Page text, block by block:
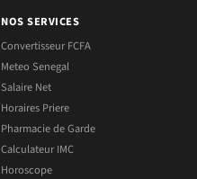
NOS SERVICES
Convertisseur FCFA
Meteo Senegal
Salaire Net
Horaires Priere
Pharmacie de Garde
Calculateur IMC
Horoscope